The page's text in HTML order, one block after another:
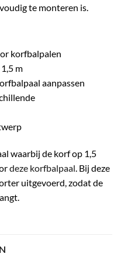
te monteren is.
korfbalpalen
m
aanpassen
waarbij de korf op 1,5
deze korfbalpaal. Bij deze
uitgevoerd, zodat de